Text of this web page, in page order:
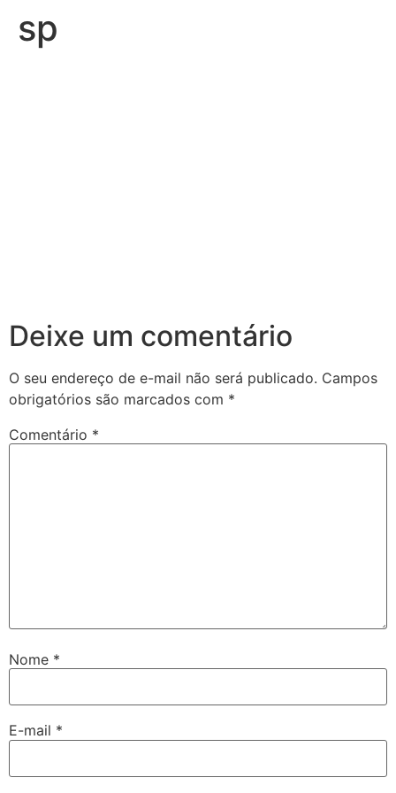
sp
Deixe um comentário
O seu endereço de e-mail não será publicado. Campos
obrigatórios são marcados com *
Comentário *
Nome *
E-mail *